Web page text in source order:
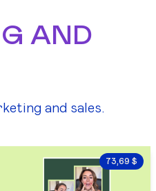
AND
and sales.
73,69 $